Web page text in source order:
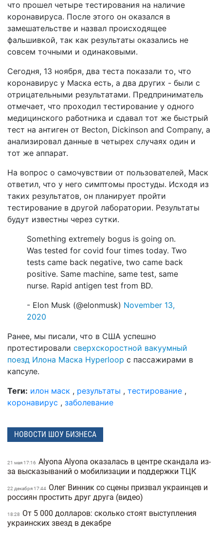
что прошел четыре тестирования на наличие
коронавируса. После этого он оказался в
замешательстве и назвал происходящее
фальшивкой, так как результаты оказались не
совсем точными и одинаковыми.
Сегодня, 13 ноября, два теста показали то, что
коронавирус у Маска есть, а два других - были с
отрицательными результатами. Предприниматель
отмечает, что проходил тестирование у одного
медицинского работника и сдавал тот же быстрый
тест на антиген от Becton, Dickinson and Company, а
анализировал данные в четырех случаях один и
тот же аппарат.
На вопрос о самочувствии от пользователей, Маск
ответил, что у него симптомы простуды. Исходя из
таких результатов, он планирует пройти
тестирование в другой лаборатории. Результаты
будут известны через сутки.
Something extremely bogus is going on.
Was tested for covid four times today. Two
tests came back negative, two came back
positive. Same machine, same test, same
nurse. Rapid antigen test from BD.
- Elon Musk (@elonmusk) November 13,
2020
Ранее, мы писали, что в США успешно
протестировали сверхскоростной вакуумный
поезд Илона Маска Hyperloop с пассажирами в
капсуле.
Теги: илон маск , результаты , тестирование ,
коронавирус , заболевание
НОВОСТИ ШОУ БИЗНЕСА
21 мая 17:16 Alyona Alyona оказалась в центре скандала из-
за высказываний о мобилизации и поддержки ТЦК
22 декабря 17:44 Олег Винник со сцены призвал украинцев и
россиян простить друг друга (видео)
18:28
От 5 000 долларов: сколько стоят выступления
украинских звезд в декабре